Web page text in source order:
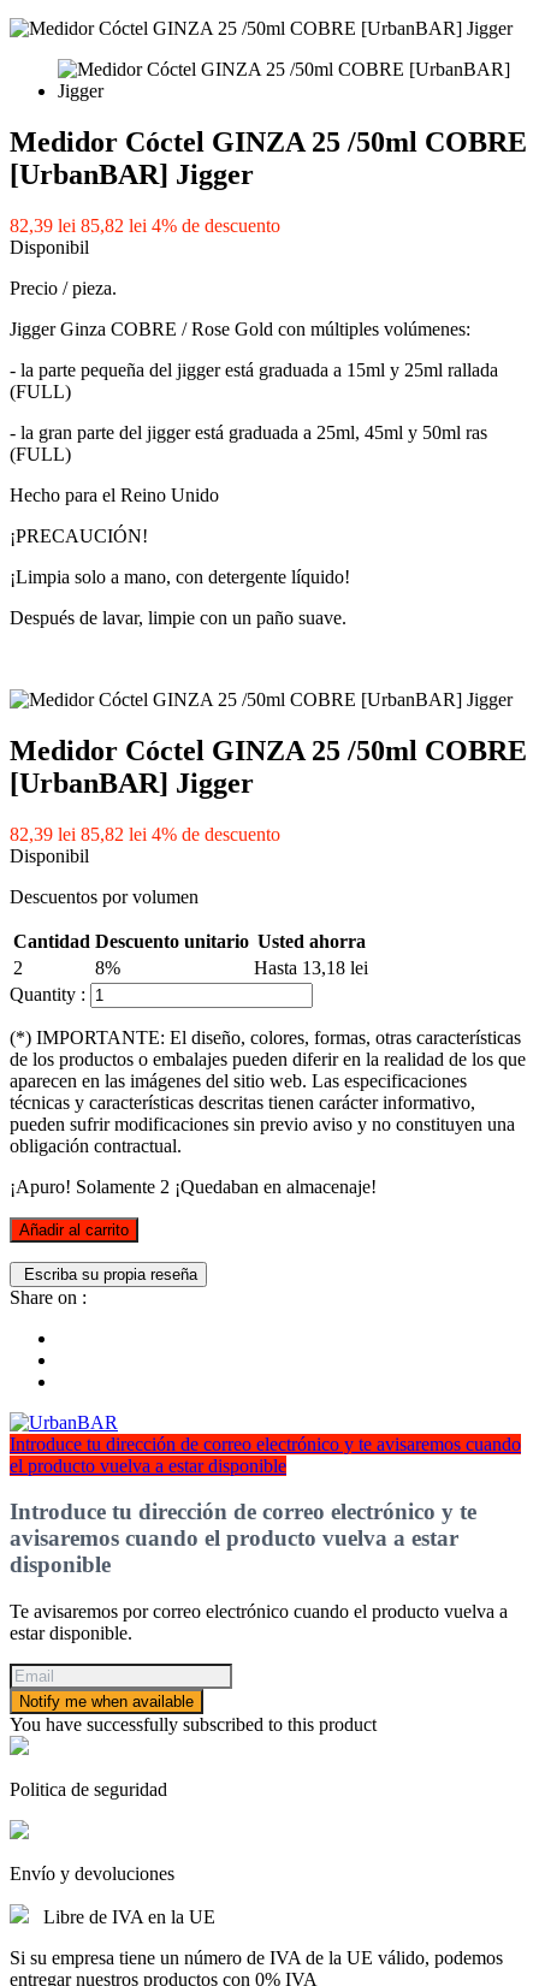
Medidor Cóctel GINZA 25 /50ml COBRE
[UrbanBAR] Jigger
82,39 lei 85,82 lei 4% de descuento
Disponibil
Precio / pieza.
Jigger Ginza COBRE / Rose Gold con múltiples volúmenes:
- la parte pequeña del jigger está graduada a 15ml y 25ml rallada
(FULL)
- la gran parte del jigger está graduada a 25ml, 45ml y 50ml ras
(FULL)
Hecho para el Reino Unido
¡PRECAUCIÓN!
¡Limpia solo a mano, con detergente líquido!
Después de lavar, limpie con un paño suave.
Medidor Cóctel GINZA 25 /50ml COBRE
[UrbanBAR] Jigger
82,39 lei 85,82 lei 4% de descuento
Disponibil
Descuentos por volumen
Cantidad Descuento unitario Usted ahorra
2
8%
Hasta 13,18 lei
Quantity :
(*) IMPORTANTE: El diseño, colores, formas, otras características
de los productos o embalajes pueden diferir en la realidad de los que
aparecen en las imágenes del sitio web. Las especificaciones
técnicas y características descritas tienen carácter informativo,
pueden sufrir modificaciones sin previo aviso y no constituyen una
obligación contractual.
¡Apuro! Solamente 2 ¡Quedaban en almacenaje!
Añadir al carrito
Escriba su propia reseña
Share on :
Introduce tu dirección de correo electrónico y te avisaremos cuando
el producto vuelva a estar disponible
Introduce tu dirección de correo electrónico y te
avisaremos cuando el producto vuelva a estar
disponible
Te avisaremos por correo electrónico cuando el producto vuelva a
estar disponible.
Notify me when available
You have successfully subscribed to this product
Politica de seguridad
Envío y devoluciones
Libre de IVA en la UE
Si su empresa tiene un número de IVA de la UE válido, podemos
entregar nuestros productos con 0% IVA